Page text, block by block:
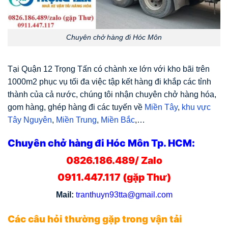
Chuyên chở hàng đi Hóc Môn
Tại Quận 12 Trọng Tấn có chành xe lớn với kho bãi trên
1000m2 phục vụ tối đa việc tập kết hàng đi khắp các tỉnh
thành của cả nước, chúng tôi nhận chuyên chở hàng hóa,
gom hàng, ghép hàng đi các tuyến về Miền Tây, khu vực
Tây Nguyên, Miền Trung, Miền Bắc,…
Chuyên chở hàng đi Hóc Môn Tp. HCM:
0826.186.489/ Zalo
0911.447.117 (gặp Thư)
Mail: tranthuyn93tta@gmail.com
Các câu hỏi thường gặp trong vận tải